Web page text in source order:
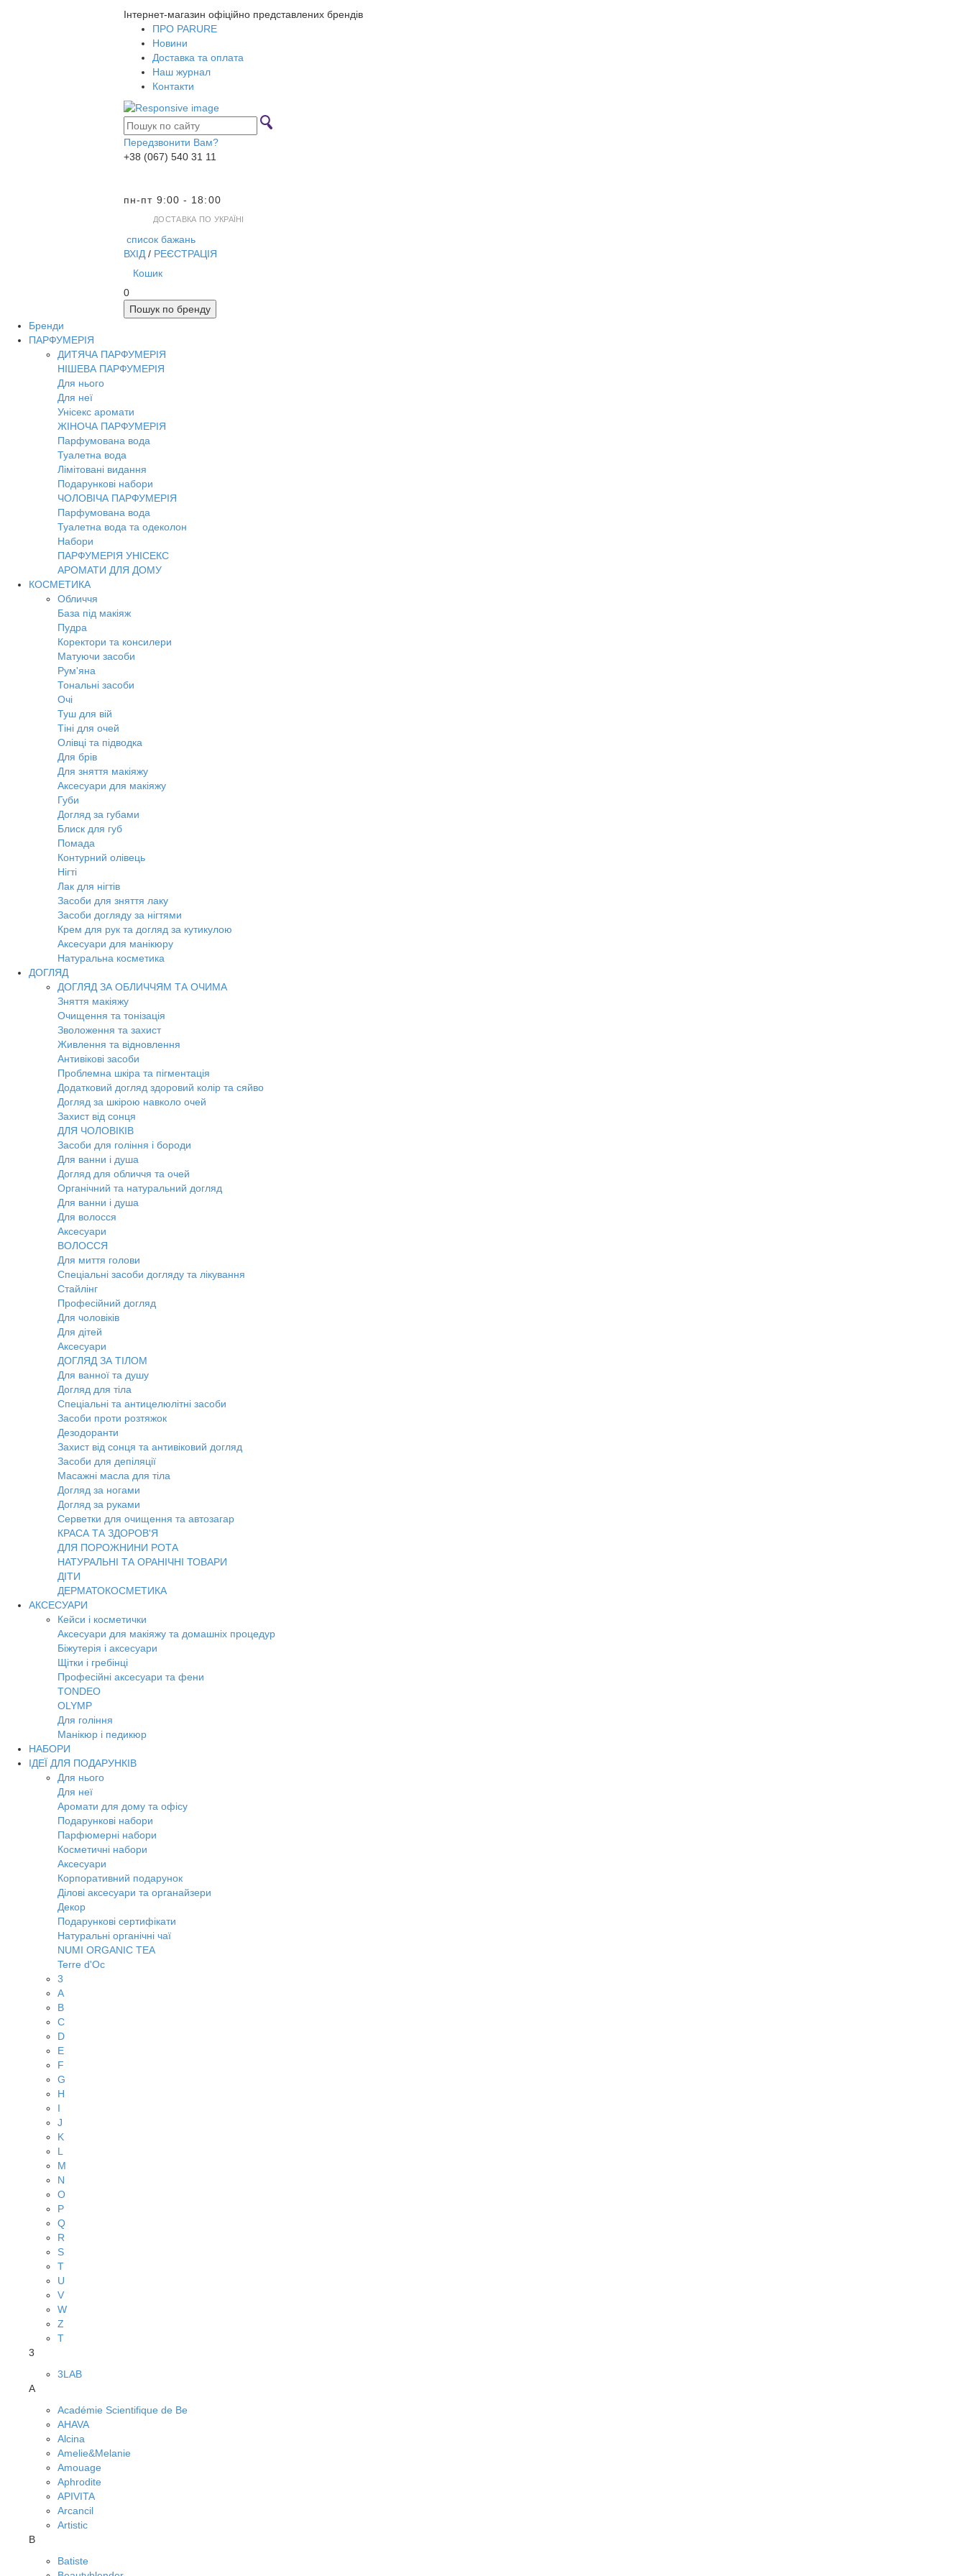
Інтернет-магазин офіційно представлених брендів
ПРО PARURE
Новини
Доставка та оплата
Наш журнал
Контакти
Передзвонити Вам?
+38 (067) 540 31 11
пн-пт 9:00 - 18:00
ДОСТАВКА ПО УКРАЇНІ
список бажань
ВХІД / РЕЄСТРАЦІЯ
Кошик
0
Пошук по бренду
Бренди
ПАРФУМЕРІЯ
ДИТЯЧА ПАРФУМЕРІЯ
НІШЕВА ПАРФУМЕРІЯ
Для нього
Для неї
Унісекс аромати
ЖІНОЧА ПАРФУМЕРІЯ
Парфумована вода
Туалетна вода
Лімітовані видання
Подарункові набори
ЧОЛОВІЧА ПАРФУМЕРІЯ
Парфумована вода
Туалетна вода та одеколон
Набори
ПАРФУМЕРІЯ УНІСЕКС
АРОМАТИ ДЛЯ ДОМУ
КОСМЕТИКА
Обличчя
База під макіяж
Пудра
Коректори та консилери
Матуючи засоби
Рум'яна
Тональні засоби
Очі
Туш для вій
Тіні для очей
Олівці та підводка
Для брів
Для зняття макіяжу
Аксесуари для макіяжу
Губи
Догляд за губами
Блиск для губ
Помада
Контурний олівець
Нігті
Лак для нігтів
Засоби для зняття лаку
Засоби догляду за нігтями
Крем для рук та догляд за кутикулою
Аксесуари для манікюру
Натуральна косметика
ДОГЛЯД
ДОГЛЯД ЗА ОБЛИЧЧЯМ ТА ОЧИМА
Зняття макіяжу
Очищення та тонізація
Зволоження та захист
Живлення та відновлення
Антивікові засоби
Проблемна шкіра та пігментація
Додатковий догляд здоровий колір та сяйво
Догляд за шкірою навколо очей
Захист від сонця
ДЛЯ ЧОЛОВІКІВ
Засоби для гоління і бороди
Для ванни і душа
Догляд для обличчя та очей
Органічний та натуральний догляд
Для ванни і душа
Для волосся
Аксесуари
ВОЛОССЯ
Для миття голови
Спеціальні засоби догляду та лікування
Стайлінг
Професійний догляд
Для чоловіків
Для дітей
Аксесуари
ДОГЛЯД ЗА ТІЛОМ
Для ванної та душу
Догляд для тіла
Спеціальні та антицелюлітні засоби
Засоби проти розтяжок
Дезодоранти
Захист від сонця та антивіковий догляд
Засоби для депіляції
Масажні масла для тіла
Догляд за ногами
Догляд за руками
Серветки для очищення та автозагар
КРАСА ТА ЗДОРОВ'Я
ДЛЯ ПОРОЖНИНИ РОТА
НАТУРАЛЬНІ ТА ОРАНІЧНІ ТОВАРИ
ДІТИ
ДЕРМАТОКОСМЕТИКА
АКСЕСУАРИ
Кейси і косметички
Аксесуари для макіяжу та домашніх процедур
Біжутерія і аксесуари
Щітки і гребінці
Професійні аксесуари та фени
TONDEO
OLYMP
Для гоління
Манікюр і педикюр
НАБОРИ
ІДЕЇ ДЛЯ ПОДАРУНКІВ
Для нього
Для неї
Аромати для дому та офісу
Подарункові набори
Парфюмерні набори
Косметичні набори
Аксесуари
Корпоративний подарунок
Ділові аксесуари та органайзери
Декор
Подарункові сертифікати
Натуральні органічні чаї
NUMI ORGANIC TEA
Terre d'Oc
3
A
B
C
D
E
F
G
H
I
J
K
L
M
N
O
P
Q
R
S
T
U
V
W
Z
Т
3
3LAB
A
Académie Scientifique de Be
AHAVA
Alcina
Amelie&Melanie
Amouage
Aphrodite
APIVITA
Arcancil
Artistic
B
Batiste